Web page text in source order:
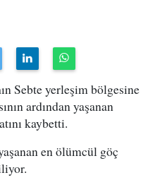
Sebte yerleşim bölgesine
ardından yaşanan
kaybetti.
en ölümcül göç